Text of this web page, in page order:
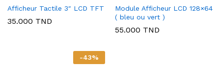
Afficheur Tactile 3″ LCD TFT
35.000 TND
Module Afficheur LCD 128×64
( bleu ou vert )
55.000 TND
-43%